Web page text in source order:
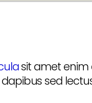
sit amet enim
sed